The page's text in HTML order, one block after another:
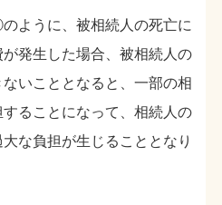
ように、被相続人の死亡に
発生した場合、被相続人の
いこととなると、一部の相
ることになって、相続人の
な負担が生じることとなり